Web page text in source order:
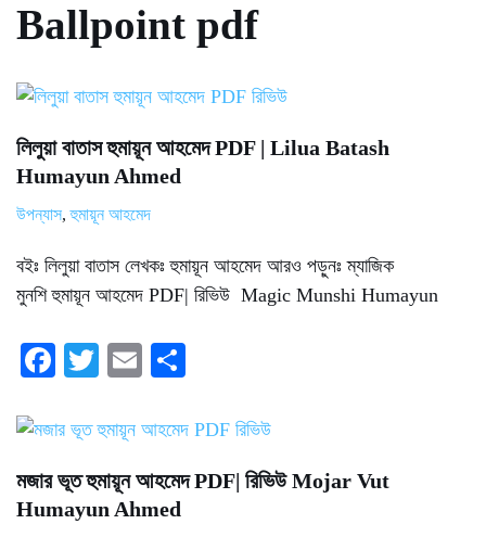
Ballpoint pdf
লিলুয়া বাতাস হুমায়ূন আহমেদ PDF | Lilua Batash
Humayun Ahmed
উপন্যাস,হুমায়ূন আহমেদ
বইঃ লিলুয়া বাতাস লেখকঃ হুমায়ূন আহমেদ আরও পড়ুনঃ ম্যাজিক
মুনশি হুমায়ূন আহমেদ PDF| রিভিউ Magic Munshi Humayun
Fa
bo
T
tte
r
E
ail re
মজার ভূত হুমায়ূন আহমেদ PDF| রিভিউ Mojar Vut
Humayun Ahmed